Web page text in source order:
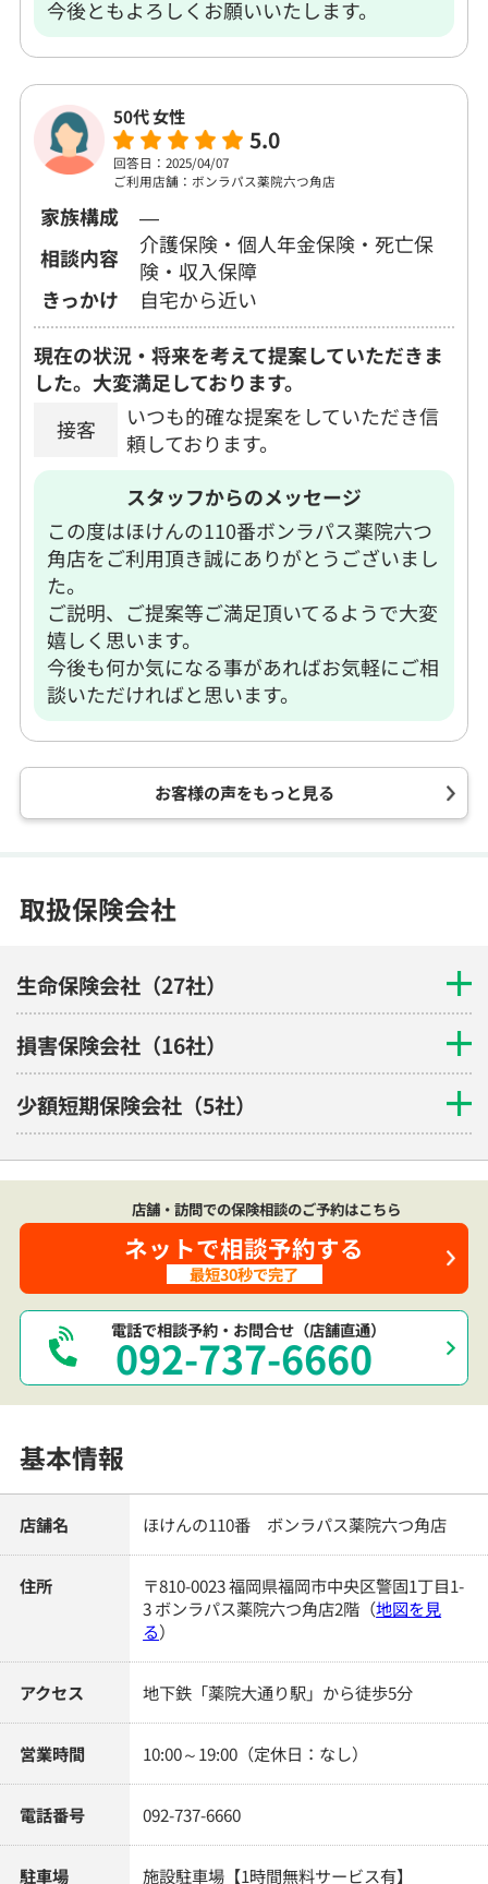
今後ともよろしくお願いいたします。
50代 女性
5.0
回答日：2025/04/07
ご利用店舗：ボンラパス薬院六つ角店
家族構成
―
相談内容
介護保険・個人年金保険・死亡保
険・収入保障
きっかけ
自宅から近い
現在の状況・将来を考えて提案していただきま
した。大変満足しております。
接客
いつも的確な提案をしていただき信
頼しております。
スタッフからのメッセージ
この度はほけんの110番ボンラパス薬院六つ
角店をご利用頂き誠にありがとうございまし
た。
ご説明、ご提案等ご満足頂いてるようで大変
嬉しく思います。
今後も何か気になる事があればお気軽にご相
談いただければと思います。
お客様の声をもっと見る
取扱保険会社
生命保険会社（27社）
損害保険会社（16社）
少額短期保険会社（5社）
電話で相談予約・お問合せ（店舗直通）
092-737-6660
店舗・訪問での保険相談のご予約はこちら
ネットで相談予約する
最短30秒で完了
基本情報
店舗名 ほけんの110番 ボンラパス薬院六つ角店
住所
〒810-0023 福岡県福岡市中央区警固1丁目1-
3 ボンラパス薬院六つ角店2階 （地図を見
る）
アクセス 地下鉄「薬院大通り駅」から徒歩5分
営業時間 10:00～19:00（定休日：なし）
電話番号 092-737-6660
駐車場 施設駐車場【1時間無料サービス有】